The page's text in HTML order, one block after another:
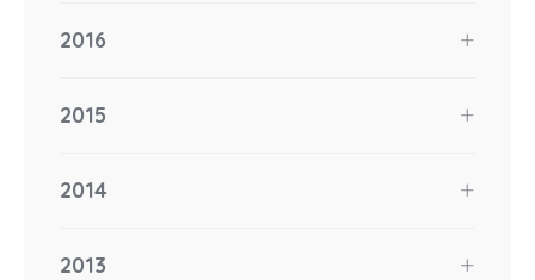
2016
2015
2014
2013